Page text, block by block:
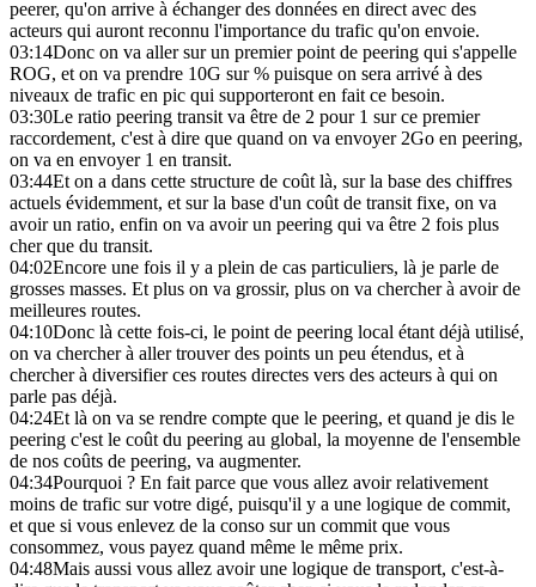
peerer, qu'on arrive à échanger des données en direct avec des
acteurs qui auront reconnu l'importance du trafic qu'on envoie.
03:14Donc on va aller sur un premier point de peering qui s'appelle
ROG, et on va prendre 10G sur % puisque on sera arrivé à des
niveaux de trafic en pic qui supporteront en fait ce besoin.
03:30Le ratio peering transit va être de 2 pour 1 sur ce premier
raccordement, c'est à dire que quand on va envoyer 2Go en peering,
on va en envoyer 1 en transit.
03:44Et on a dans cette structure de coût là, sur la base des chiffres
actuels évidemment, et sur la base d'un coût de transit fixe, on va
avoir un ratio, enfin on va avoir un peering qui va être 2 fois plus
cher que du transit.
04:02Encore une fois il y a plein de cas particuliers, là je parle de
grosses masses. Et plus on va grossir, plus on va chercher à avoir de
meilleures routes.
04:10Donc là cette fois-ci, le point de peering local étant déjà utilisé,
on va chercher à aller trouver des points un peu étendus, et à
chercher à diversifier ces routes directes vers des acteurs à qui on
parle pas déjà.
04:24Et là on va se rendre compte que le peering, et quand je dis le
peering c'est le coût du peering au global, la moyenne de l'ensemble
de nos coûts de peering, va augmenter.
04:34Pourquoi ? En fait parce que vous allez avoir relativement
moins de trafic sur votre digé, puisqu'il y a une logique de commit,
et que si vous enlevez de la conso sur un commit que vous
consommez, vous payez quand même le même prix.
04:48Mais aussi vous allez avoir une logique de transport, c'est-à-